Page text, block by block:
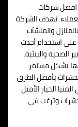
شركات
تهدف الشركة
والمنشآت
على استخدام أحدث
الصحية والبيئية.
بشكل مستمر
بأفضل الطرق
الخيار الأمثل
وترغب في